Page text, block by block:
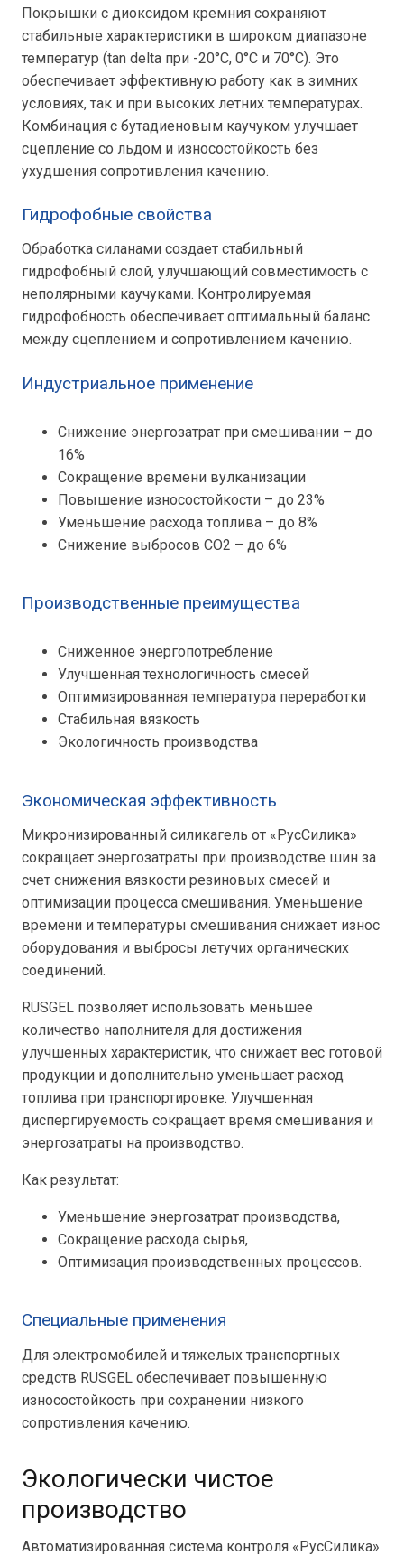
Покрышки с диоксидом кремния сохраняют
стабильные характеристики в широком диапазоне
температур (tan delta при -20°C, 0°C и 70°C). Это
обеспечивает эффективную работу как в зимних
условиях, так и при высоких летних температурах.
Комбинация с бутадиеновым каучуком улучшает
сцепление со льдом и износостойкость без
ухудшения сопротивления качению.
Гидрофобные свойства
Обработка силанами создает стабильный
гидрофобный слой, улучшающий совместимость с
неполярными каучуками. Контролируемая
гидрофобность обеспечивает оптимальный баланс
между сцеплением и сопротивлением качению.
Индустриальное применение
Снижение энергозатрат при смешивании – до
16%
Сокращение времени вулканизации
Повышение износостойкости – до 23%
Уменьшение расхода топлива – до 8%
Снижение выбросов CO2 – до 6%
Производственные преимущества
Сниженное энергопотребление
Улучшенная технологичность смесей
Оптимизированная температура переработки
Стабильная вязкость
Экологичность производства
Экономическая эффективность
Микронизированный силикагель от «РусСилика»
сокращает энергозатраты при производстве шин за
счет снижения вязкости резиновых смесей и
оптимизации процесса смешивания. Уменьшение
времени и температуры смешивания снижает износ
оборудования и выбросы летучих органических
соединений.
RUSGEL позволяет использовать меньшее
количество наполнителя для достижения
улучшенных характеристик, что снижает вес готовой
продукции и дополнительно уменьшает расход
топлива при транспортировке. Улучшенная
диспергируемость сокращает время смешивания и
энергозатраты на производство.
Как результат:
Уменьшение энергозатрат производства,
Сокращение расхода сырья,
Оптимизация производственных процессов.
Специальные применения
Для электромобилей и тяжелых транспортных
средств RUSGEL обеспечивает повышенную
износостойкость при сохранении низкого
сопротивления качению.
Экологически чистое
производство
Автоматизированная система контроля «РусСилика»